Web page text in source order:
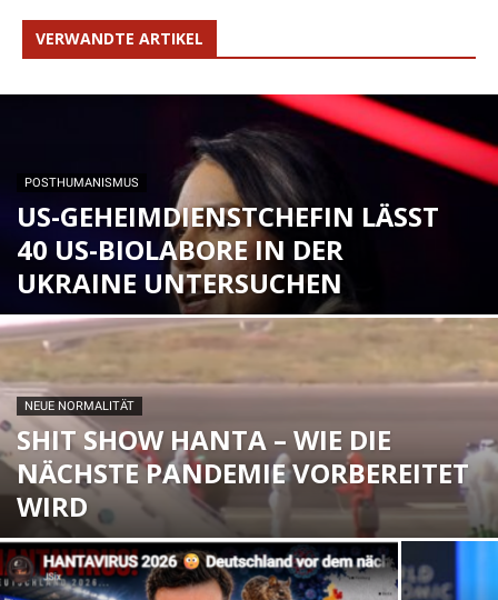
VERWANDTE ARTIKEL
POSTHUMANISMUS
US-GEHEIMDIENSTCHEFIN LÄSST
40 US-BIOLABORE IN DER
UKRAINE UNTERSUCHEN
NEUE NORMALITÄT
SHIT SHOW HANTA – WIE DIE
NÄCHSTE PANDEMIE VORBEREITET
WIRD